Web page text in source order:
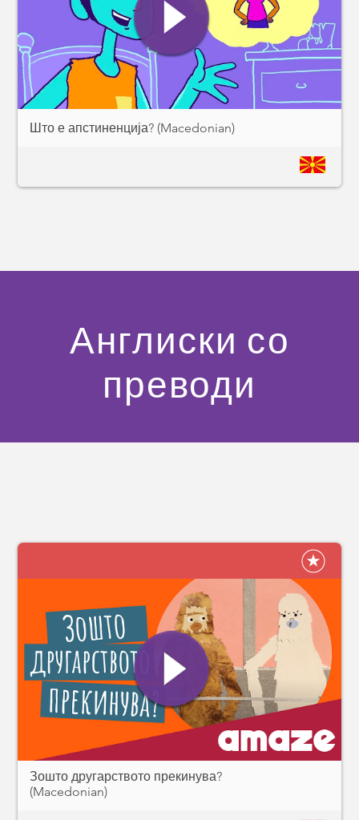
Што е апстиненција? (Macedonian)
Англиски со
преводи
Зошто другарството прекинува?
(Macedonian)